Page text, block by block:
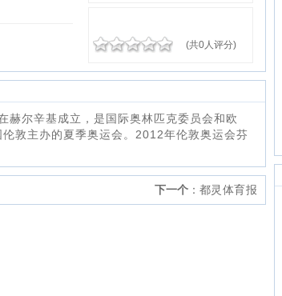
(共0人评分)
尔辛基成立，是国际奥林匹克委员会和欧
敦主办的夏季奥运会。2012年伦敦奥运会芬
下一个： 都灵体育报